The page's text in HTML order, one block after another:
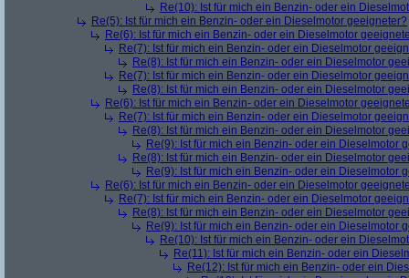
Re(10): Ist für mich ein Benzin- oder ein
Re(5): Ist für mich ein Benzin- oder ein Dieselmotor geeigneter?
Re(6): Ist für mich ein Benzin- oder ein Dieselmotor
Re(7): Ist für mich ein Benzin- oder ein Dieselmotor
Re(8): Ist für mich ein Benzin- oder ein Dieselmotor
Re(7): Ist für mich ein Benzin- oder ein Dieselmotor
Re(8): Ist für mich ein Benzin- oder ein Dieselmotor
Re(6): Ist für mich ein Benzin- oder ein Dieselmotor
Re(7): Ist für mich ein Benzin- oder ein Dieselmotor
Re(8): Ist für mich ein Benzin- oder ein Dieselmotor
Re(9): Ist für mich ein Benzin- oder ein Dieselmotor
Re(8): Ist für mich ein Benzin- oder ein Dieselmotor
Re(9): Ist für mich ein Benzin- oder ein Dieselmotor
Re(6): Ist für mich ein Benzin- oder ein Dieselmotor
Re(7): Ist für mich ein Benzin- oder ein Dieselmotor
Re(8): Ist für mich ein Benzin- oder ein Dieselmotor
Re(9): Ist für mich ein Benzin- oder ein Dieselmotor
Re(10): Ist für mich ein Benzin- oder ein
Re(11): Ist für mich ein Benzin- oder ein
Re(12): Ist für mich ein Benzin- oder ein